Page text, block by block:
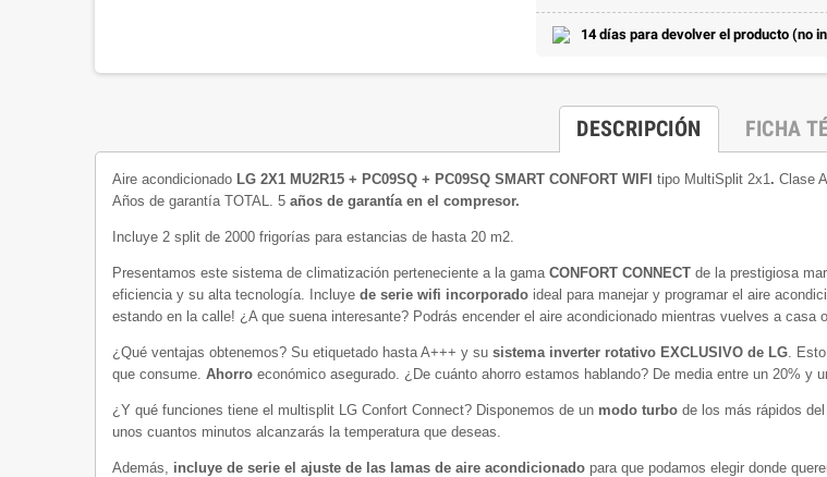
14 días para devolver el producto (no
DESCRIPCIÓN FICHA
Aire acondicionado LG 2X1 MU2R15 + PC09SQ + PC09SQ SMART CONFORT WIFI tipo MultiSplit 2x1 . Clase
Años de garantía TOTAL. 5 años de garantía en el compresor.
Incluye 2 split de 2000 frigorías para estancias de hasta 20 m2.
Presentamos este sistema de climatización perteneciente a la gama CONFORT CONNECT de la prestigiosa
eficiencia y su alta tecnología. Incluye de serie wifi incorporado ideal para manejar y programar el aire
estando en la calle! ¿A que suena interesante? Podrás encender el aire acondicionado mientras vuelves a casa
¿Qué ventajas obtenemos? Su etiquetado hasta A+++ y su sistema inverter rotativo EXCLUSIVO de LG .
que consume. Ahorro económico asegurado. ¿De cuánto ahorro estamos hablando? De media entre un 20% y
¿Y qué funciones tiene el multisplit LG Confort Connect? Disponemos de un modo turbo de los más rápidos
unos cuantos minutos alcanzarás la temperatura que deseas.
Además, incluye de serie el ajuste de las lamas de aire acondicionado para que podamos elegir donde